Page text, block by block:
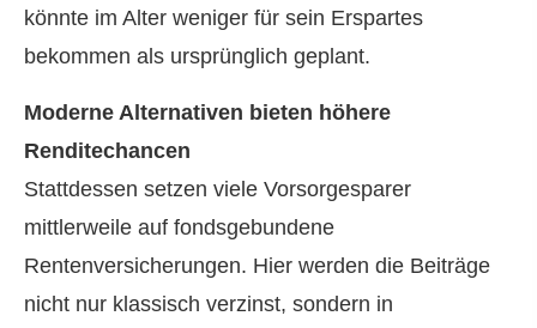
könnte im Alter weniger für sein Erspartes
bekommen als ursprünglich geplant.
Moderne Alternativen bieten höhere
Renditechancen
Stattdessen setzen viele Vorsorgesparer
mittlerweile auf fondsgebundene
Rentenversicherungen. Hier werden die Beiträge
nicht nur klassisch verzinst, sondern in